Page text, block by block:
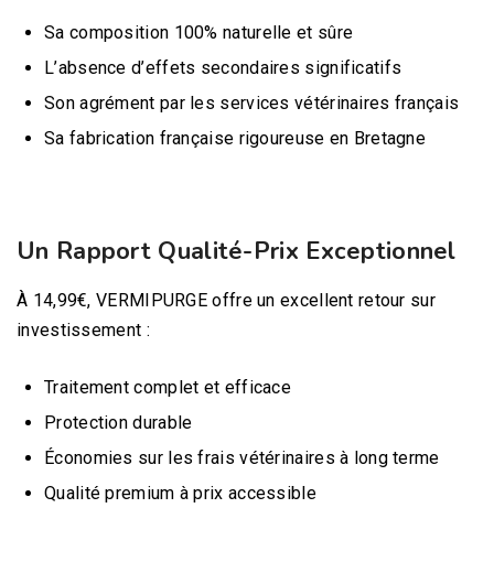
Sa composition 100% naturelle et sûre
L’absence d’effets secondaires significatifs
Son agrément par les services vétérinaires français
Sa fabrication française rigoureuse en Bretagne
Un Rapport Qualité-Prix Exceptionnel
À 14,99€, VERMIPURGE offre un excellent retour sur
investissement :
Traitement complet et efficace
Protection durable
Économies sur les frais vétérinaires à long terme
Qualité premium à prix accessible